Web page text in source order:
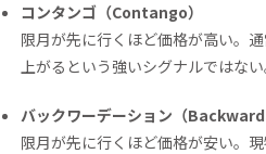
コンタンゴ（Contango）
限月が先に行くほど価格が高い。
上がるという強いシグナルではない
バックワーデーション（
限月が先に行くほど価格が安い。